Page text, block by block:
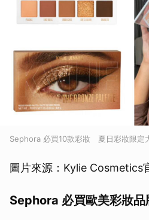
Sephora 必買10款彩妝 夏日彩妝限定
圖片來源：Kylie Cosmetics
Sephora 必買歐美彩妝